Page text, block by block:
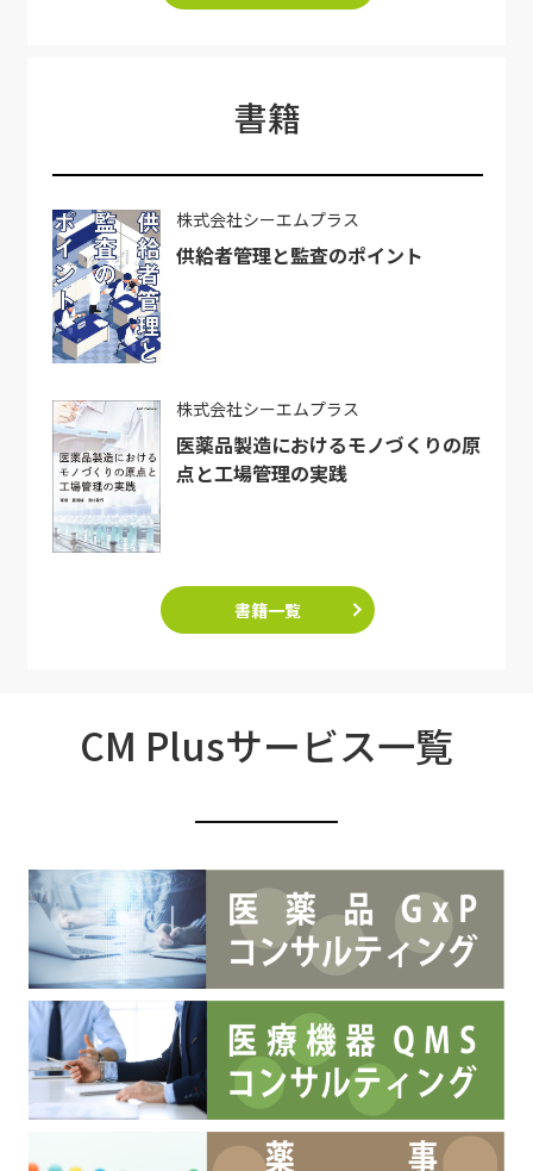
書籍
株式会社シーエムプラス
供給者管理と監査のポイント
株式会社シーエムプラス
医薬品製造におけるモノづくりの原
点と工場管理の実践
書籍一覧
CM Plusサービス一覧